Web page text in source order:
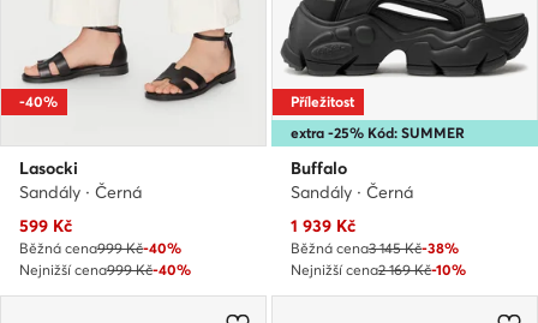
-40%
Lasocki
Sandály · Černá
Aktuální cena
599 Kč
Běžná cena999 Kč-40%
Nejnižší cena999 Kč-40%
extra -25% Kód: SUMMER
Příležitost
Buffalo
Sandály · Černá
Aktuální cena
1 939 Kč
Běžná cena3 145 Kč-38%
Nejnižší cena2 169 Kč-10%